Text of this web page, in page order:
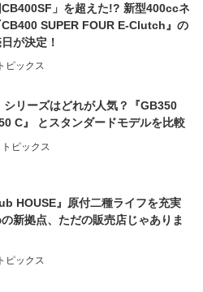
CB400SF」を超えた!? 新型400ccネ
CB400 SUPER FOUR E-Clutch』の
が決定！
トピックス
シリーズはどれが人気？『GB350
C』 とスタンダードモデルを比較
トピックス
HOUSE』原付二種ライフを充実
新拠点、ただの販売店じゃありま
トピックス